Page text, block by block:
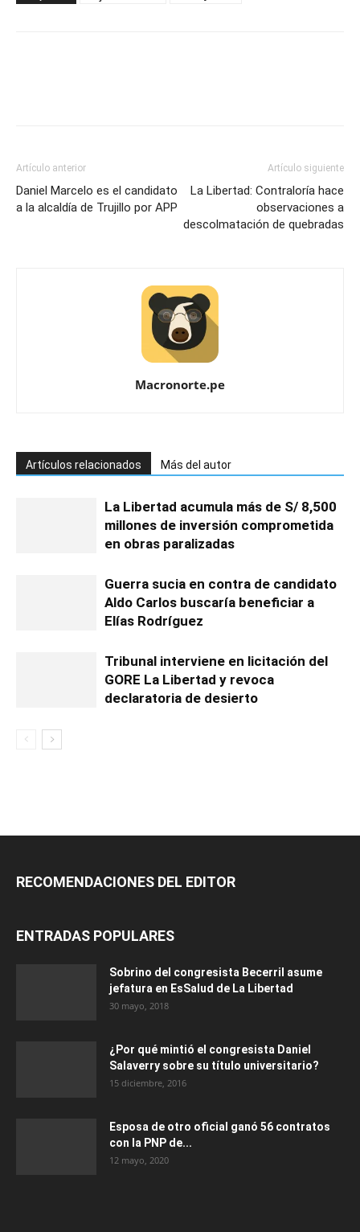
Artículo anterior
Daniel Marcelo es el candidato
a la alcaldía de Trujillo por APP
Artículo siguiente
La Libertad: Contraloría hace
observaciones a
descolmatación de quebradas
Macronorte.pe
Artículos relacionados Más del autor
La Libertad acumula más de S/ 8,500
millones de inversión comprometida
en obras paralizadas
Guerra sucia en contra de candidato
Aldo Carlos buscaría beneficiar a
Elías Rodríguez
Tribunal interviene en licitación del
GORE La Libertad y revoca
declaratoria de desierto
RECOMENDACIONES DEL EDITOR
ENTRADAS POPULARES
Sobrino del congresista Becerril asume
jefatura en EsSalud de La Libertad
30 mayo, 2018
¿Por qué mintió el congresista Daniel
Salaverry sobre su título universitario?
15 diciembre, 2016
Esposa de otro oficial ganó 56 contratos
con la PNP de...
12 mayo, 2020